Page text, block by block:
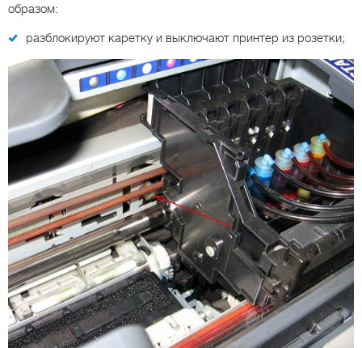
образом:
разблокируют каретку и выключают принтер из розетки;